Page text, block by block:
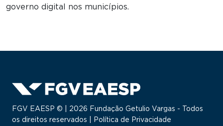
governo digital nos municípios.
FGV EAESP © | 2026 Fundação Getulio Vargas - Todos
os direitos reservados |
Política de Privacidade